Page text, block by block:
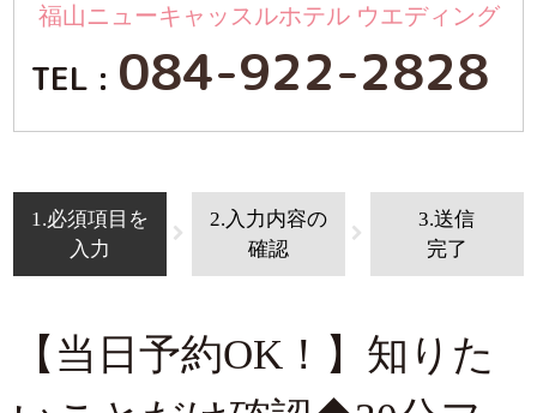
福山ニューキャッスルホテル ウエディング
TEL : 084-922-2828
1.必須項目を
入力
2.入力内容の
確認
3.送信
完了
【当日予約OK！】知りた